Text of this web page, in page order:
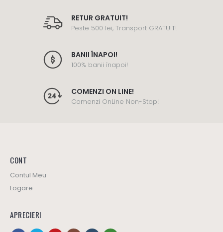
RETUR GRATUIT!
Peste 500 lei, Transport GRATUIT!
BANII ÎNAPOI!
100% banii înapoi!
COMENZI ON LINE!
Comenzi OnLine Non-Stop!
CONT
Contul Meu
Logare
APRECIERI